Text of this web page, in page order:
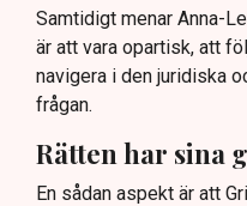
Samtidigt menar Anna-
är att vara opartisk, att
navigera i den juridiska
frågan.
Rätten har sina
En sådan aspekt är att